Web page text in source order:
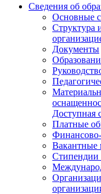
Сведения об
Основные
Структура
Документы
Доступная
Платные
Финансово-
Вакантные
Стипендии